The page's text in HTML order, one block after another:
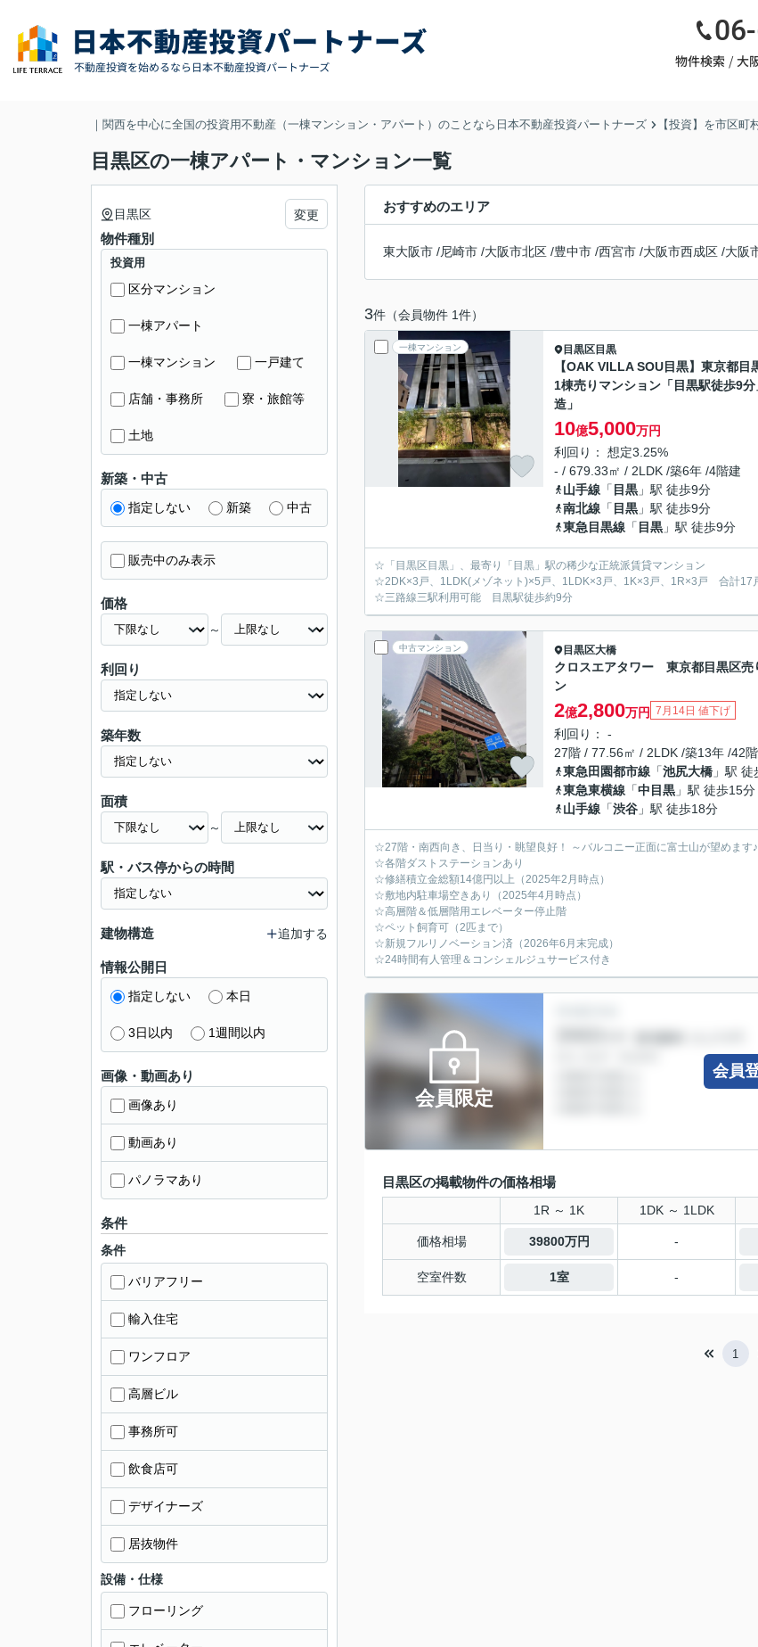
物件検索
大
｜関西を中心に全国の投資用不動産（一棟マンション・アパート）のことなら日本不動産投資パートナーズ 【投資】を市区町
目黒区の一棟アパート・マンション一覧
おすすめのエリア
東大阪市 /尼崎市 /大阪市北区 /豊中市 /西宮市 /大阪市西成区 /大阪
3件（会員物件 1件）
一棟マンション 目黒区 目黒
【OAK VILLA SOU目黒】東京都
1棟売りマンション「目黒駅徒歩9
造」
10億5,000万円
利回り： 想定3.25%
- / 679.33㎡ / 2LDK /築6年 /4階建
山手線 「 目黒 」駅 徒歩9分
南北線 「 目黒 」駅 徒歩9分
東急目黒線 「 目黒 」駅 徒歩9分
☆「目黒区目黒」、最寄り「目黒」駅の稀少な正統派賃貸マンション
☆2DK×3戸、1LDK(メゾネット)×5戸、1LDK×3戸、1K×3戸、1R×3戸 合計17
☆三路線三駅利用可能 目黒駅徒歩約9分
中古マンション 目黒区大橋
クロスエアタワー 東京都目黒区売
ン
2億2,800万円 7月14日 値下げ
利回り： -
27階 / 77.56㎡ / 2LDK /築13年 /42
東急田園都市線 「池尻大橋 」駅
東急東横線 「中目黒 」駅 徒歩15分
山手線 「渋谷 」駅 徒歩18分
☆27階・南西向き、日当り・眺望良好！ ～バルコニー正面に富士山が望めます♪
☆各階ダストステーションあり
☆修繕積立金総額14億円以上（2025年2月時点）
☆敷地内駐車場空きあり（2025年4月時点）
☆高層階＆低層階用エレベーター停止階
☆ペット飼育可（2匹まで）
☆新規フルリノベーション済（2026年6月末完成）
☆24時間有人管理＆コンシェルジュサービス付き
会員限定
会員
目黒区の掲載物件の価格相場
1R ～ 1K 1DK ～ 1LDK
価格相場 39800万円 -
空室件数 1室 -
1
目黒区 変更
物件種別
投資用
区分マンション
一棟アパート
一棟マンション 一戸建て
店舗・事務所 寮・旅館等
土地
新築・中古
指定しない 新築 中古
販売中のみ表示
価格
～
利回り
築年数
面積
～
駅・バス停からの時間
建物構造 追加する
情報公開日
指定しない 本日
3日以内 1週間以内
画像・動画あり
画像あり
動画あり
パノラマあり
条件
条件
バリアフリー
輸入住宅
ワンフロア
高層ビル
事務所可
飲食店可
デザイナーズ
居抜物件
設備・仕様
フローリング